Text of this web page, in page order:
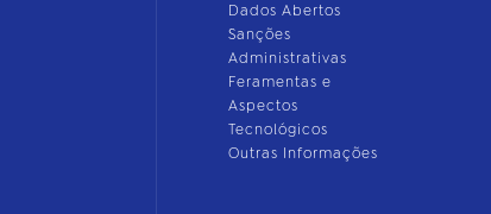
Dados Abertos
Sanções
Administrativas
Feramentas e
Aspectos
Tecnológicos
Outras Informações